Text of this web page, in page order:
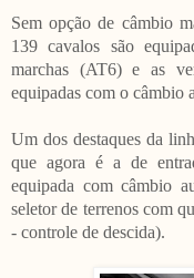
Sem opção de câmbio
139 cavalos são
marchas (AT6) e as
equipadas com o câmbio
Um dos destaques da
que agora é a de
equipada com câmbio
seletor de terrenos com
- controle de descida).